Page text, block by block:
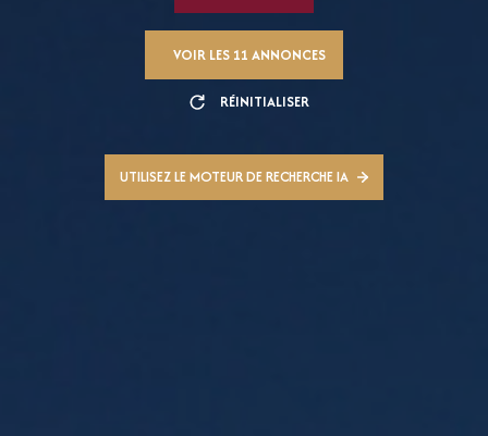
VOIR LES 11 ANNONCES
RÉINITIALISER
UTILISEZ LE MOTEUR DE RECHERCHE IA